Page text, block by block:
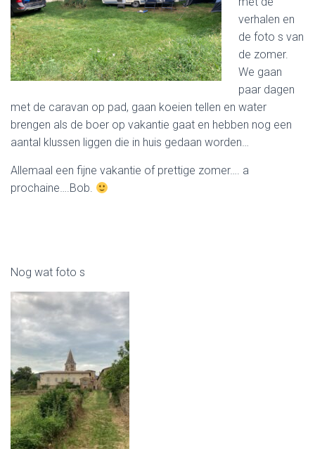
verhalen en
de foto s van
de zomer.
We gaan
paar dagen
met de caravan op pad, gaan koeien tellen en water
brengen als de boer op vakantie gaat en hebben nog een
aantal klussen liggen die in huis gedaan worden…
Allemaal een fijne vakantie of prettige zomer…. a
prochaine….Bob.
Nog wat foto s